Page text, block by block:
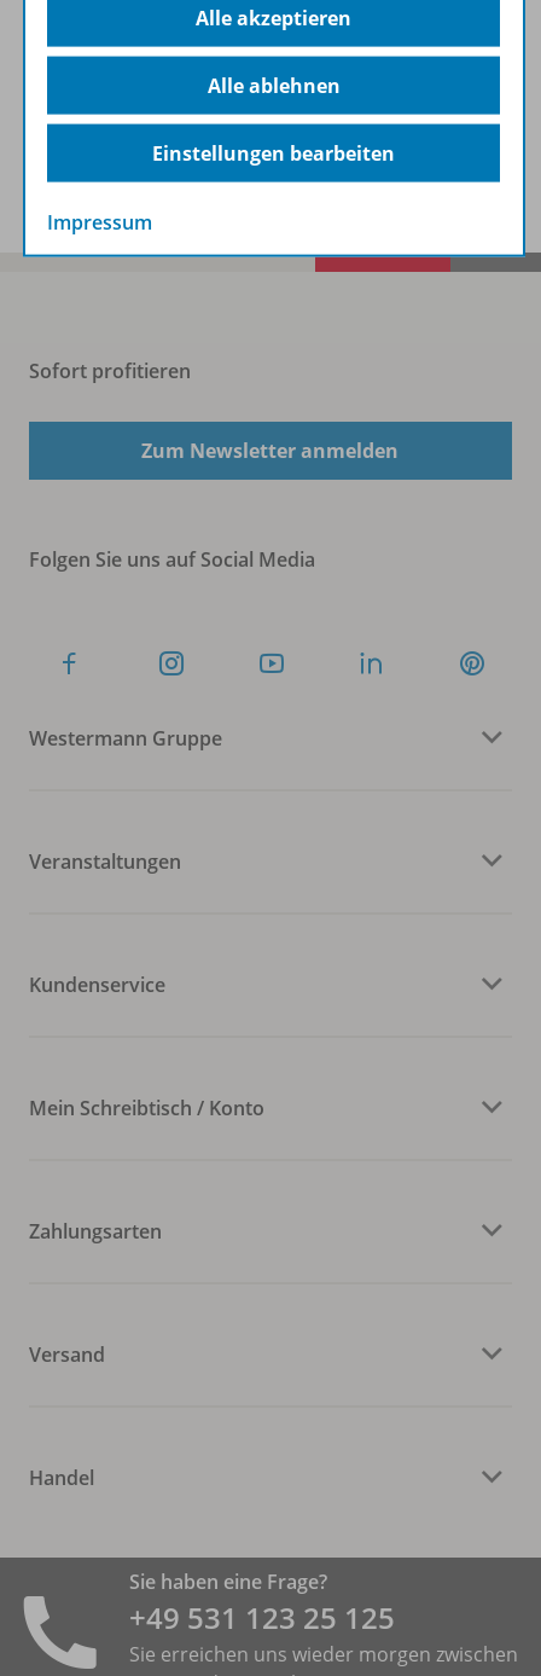
Spar-Pakete
Sofort profitieren
Zum Newsletter anmelden
Folgen Sie uns auf Social Media
Westermann Gruppe
Veranstaltungen
Kundenservice
Mein Schreibtisch / Konto
Zahlungsarten
Versand
Handel
Sie haben eine Frage?
+49 531 ­123 25 125
Sie erreichen uns wieder morgen zwischen
Alle akzeptieren
Alle ablehnen
Einstellungen bearbeiten
Impressum